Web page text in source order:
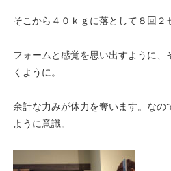
そこから４０ｋｇに落として８回２
フォームと感覚を思い出すように、
くように。
余計な力みが体力を奪います。なの
ように意識。